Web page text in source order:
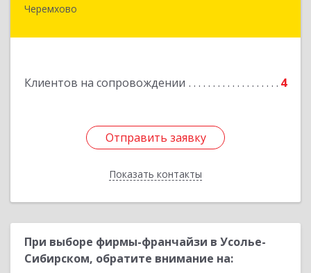
Черемхово
Клиентов на сопровождении 4
Отправить заявку
Показать контакты
665413, Иркутская обл, Черемхово г, Ленина ул,
Отправить заявку
Назад
При выборе фирмы-франчайзи в Усолье-
Сибирском, обратите внимание на: